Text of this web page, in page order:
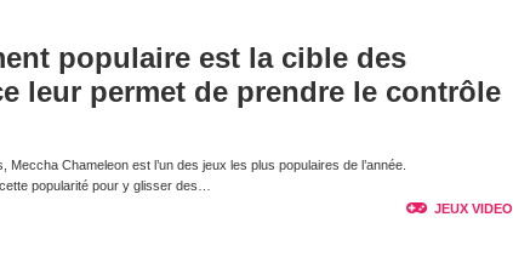
populaire est la cible des
leur permet de prendre le contrôle
Chameleon est l’un des jeux les plus populaires de l’année.
popularité pour y glisser des…
JEUX VIDEO